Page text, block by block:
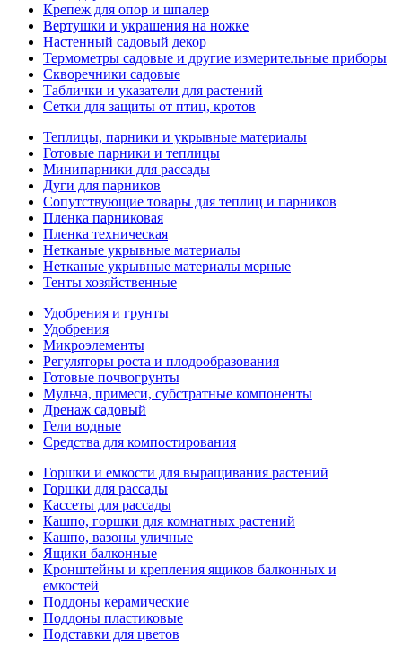
Крепеж для опор и шпалер
Вертушки и украшения на ножке
Настенный садовый декор
Термометры садовые и другие измерительные приборы
Скворечники садовые
Таблички и указатели для растений
Сетки для защиты от птиц, кротов
Теплицы, парники и укрывные материалы
Готовые парники и теплицы
Минипарники для рассады
Дуги для парников
Сопутствующие товары для теплиц и парников
Пленка парниковая
Пленка техническая
Нетканые укрывные материалы
Нетканые укрывные материалы мерные
Тенты хозяйственные
Удобрения и грунты
Удобрения
Микроэлементы
Регуляторы роста и плодообразования
Готовые почвогрунты
Мульча, примеси, субстратные компоненты
Дренаж садовый
Гели водные
Средства для компостирования
Горшки и емкости для выращивания растений
Горшки для рассады
Кассеты для рассады
Кашпо, горшки для комнатных растений
Кашпо, вазоны уличные
Ящики балконные
Кронштейны и крепления ящиков балконных и
емкостей
Поддоны керамические
Поддоны пластиковые
Подставки для цветов